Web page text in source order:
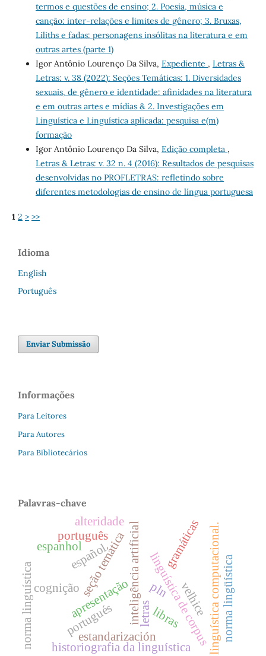
termos e questões de ensino; 2. Poesia, música e
canção: inter-relações e limites de gênero; 3. Bruxas,
Liliths e fadas: personagens insólitas na literatura e em
outras artes (parte 1)
Igor Antônio Lourenço Da Silva, Expediente , Letras &
Letras: v. 38 (2022): Seções Temáticas: 1. Diversidades
sexuais, de gênero e identidade: afinidades na literatura
e em outras artes e mídias & 2. Investigações em
Linguística e Linguística aplicada: pesquisa e(m)
formação
Igor Antônio Lourenço Da Silva, Edição completa ,
Letras & Letras: v. 32 n. 4 (2016): Resultados de pesquisas
desenvolvidas no PROFLETRAS: refletindo sobre
diferentes metodologias de ensino de língua portuguesa
1 2 > >>
Idioma
English
Português
Enviar Submissão
Informações
Para Leitores
Para Autores
Para Bibliotecários
Palavras-chave
linguística de corpuslinguística computacional.
inteligência artificialletras
apresentação
seção temática
cognição
estandarización
gramáticas
norma lingüística
portugués
español
historiografia da linguística
norma linguística
português
espanhol
libras
pln velhice
alteridade